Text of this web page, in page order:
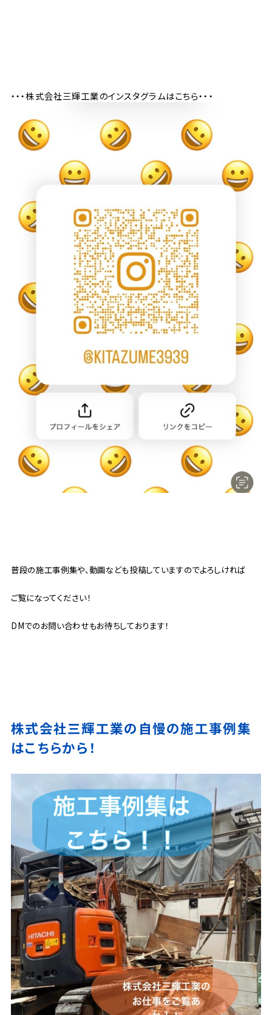
・・・株式会社三輝工業のインスタグラムはこちら・・・
普段の施工事例集や、動画なども投稿していますのでよろしければ
ご覧になってください！
DMでのお問い合わせもお待ちしております！
株式会社三輝工業の自慢の施工事例集
はこちらから！